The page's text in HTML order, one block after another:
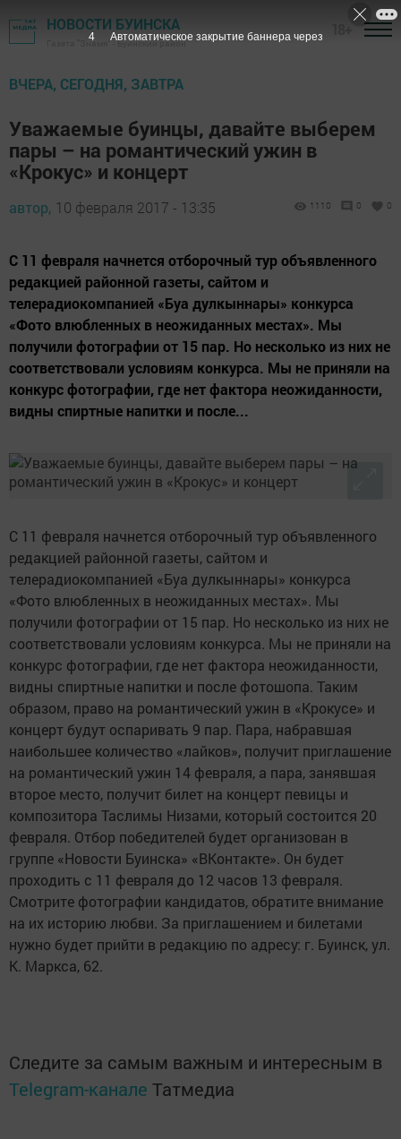
НОВОСТИ БУИНСКА
Газета "Знамя" - Буинский район
ВЧЕРА, СЕГОДНЯ, ЗАВТРА
Уважаемые буинцы, давайте выберем
пары – на романтический ужин в
«Крокус» и концерт
автор, 10 февраля 2017 - 13:35 1110 0 0
С 11 февраля начнется отборочный тур объявленного
редакцией районной газеты, сайтом и
телерадиокомпанией «Буа дулкыннары» конкурса
«Фото влюбленных в неожиданных местах». Мы
получили фотографии от 15 пар. Но несколько из них не
соответствовали условиям конкурса. Мы не приняли на
конкурс фотографии, где нет фактора неожиданности,
видны спиртные напитки и после...
С 11 февраля начнется отборочный тур объявленного
редакцией районной газеты, сайтом и
телерадиокомпанией «Буа дулкыннары» конкурса
«Фото влюбленных в неожиданных местах». Мы
получили фотографии от 15 пар. Но несколько из них не
соответствовали условиям конкурса. Мы не приняли на
конкурс фотографии, где нет фактора неожиданности,
видны спиртные напитки и после фотошопа. Таким
образом, право на романтический ужин в «Крокусе» и
концерт будут оспаривать 9 пар. Пара, набравшая
наибольшее количество «лайков», получит приглашение
на романтический ужин 14 февраля, а пара, занявшая
второе место, получит билет на концерт певицы и
композитора Таслимы Низами, который состоится 20
февраля. Отбор победителей будет организован в
группе «Новости Буинска» «ВКонтакте». Он будет
проходить с 11 февраля до 12 часов 13 февраля.
Смотрите фотографии кандидатов, обратите внимание
на их историю любви. За приглашением и билетами
нужно будет прийти в редакцию по адресу: г. Буинск, ул.
К. Маркса, 62.
Следите за самым важным и интересным в
Telegram-канале Татмедиа
4 Автоматическое закрытие баннера через